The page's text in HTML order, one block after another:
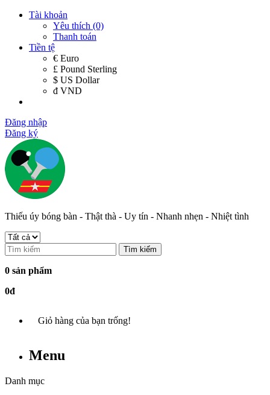
Tài khoản
Yêu thích (0)
Thanh toán
Tiền tệ
€ Euro
£ Pound Sterling
$ US Dollar
đ VND
Đăng nhập
Đăng ký
Thiếu úy bóng bàn - Thật thà - Uy tín - Nhanh nhẹn - Nhiệt tình
Tìm kiếm
0 sản phẩm
0đ
Giỏ hàng của bạn trống!
Menu
Danh mục